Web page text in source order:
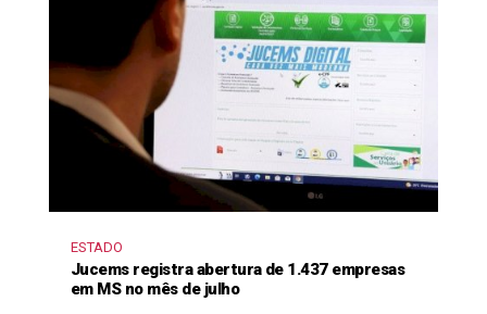
ESTADO
Jucems registra abertura de 1.437 empresas
em MS no mês de julho